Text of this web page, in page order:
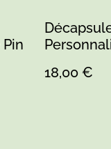
18,00 €